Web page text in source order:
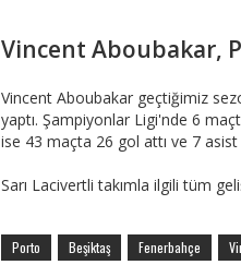
Vincent Aboubakar,
Vincent Aboubakar geçtiğimiz
yaptı. Şampiyonlar Ligi'nde 6
ise 43 maçta 26 gol attı ve 7 asist
Sarı Lacivertli takımla ilgili tüm
Porto Beşiktaş Fenerbahçe